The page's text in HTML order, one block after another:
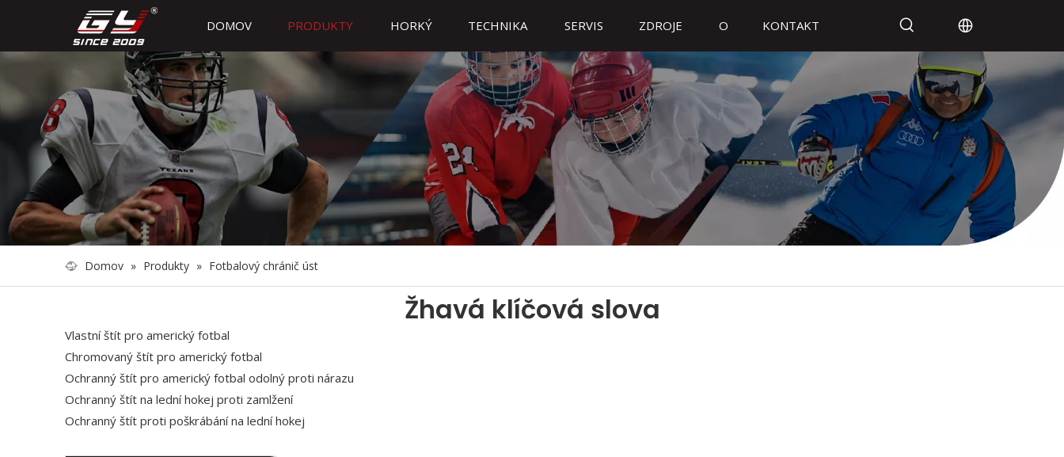
DOMOV PRODUKTY HORKÝ TECHNIKA SERVIS ZDROJE O KONTAKT
Domov » Produkty » Fotbalový chránič úst
Žhavá klíčová slova
Vlastní štít pro americký fotbal
Chromovaný štít pro americký fotbal
Ochranný štít pro americký fotbal odolný proti nárazu
Ochranný štít na lední hokej proti zamlžení
Ochranný štít proti poškrábání na lední hokej